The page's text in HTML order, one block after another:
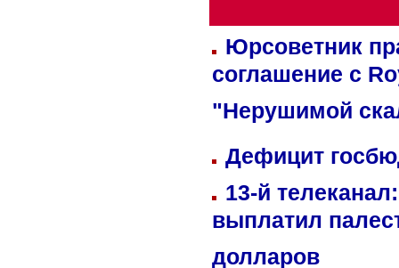
Юрсоветник
соглашение с
"Нерушимой
Дефицит
13-й
выплатил